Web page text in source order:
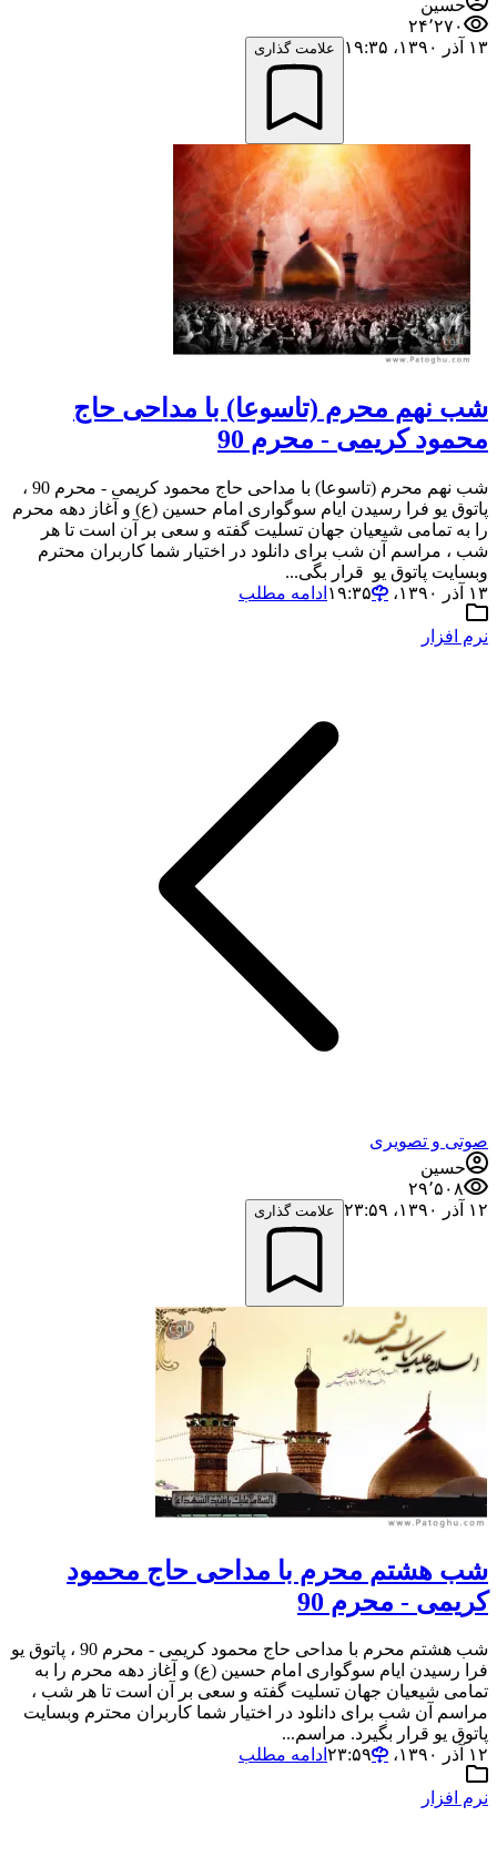
حسین
۲۴٬۲۷۰
۱۳ آذر ۱۳۹۰،‏ ۱۹:۳۵
علامت گذاری
شب نهم محرم (تاسوعا) با مداحی حاج
محمود کریمی - محرم 90
شب نهم محرم (تاسوعا) با مداحی حاج محمود کریمی - محرم 90 ،
پاتوق یو فرا رسیدن ایام سوگواری امام حسین (ع) و آغاز دهه محرم
را به تمامی شیعیان جهان تسلیت گفته و سعی بر آن است تا هر
شب ، مراسم آن شب برای دانلود در اختیار شما کاربران محترم
وبسایت پاتوق یو قرار بگی...
۱۳ آذر ۱۳۹۰،‏ ۱۹:۳۵
ادامه مطلب
نرم افزار
صوتی و تصویری
حسین
۲۹٬۵۰۸
۱۲ آذر ۱۳۹۰،‏ ۲۳:۵۹
علامت گذاری
شب هشتم محرم با مداحی حاج محمود
کریمی - محرم 90
شب هشتم محرم با مداحی حاج محمود کریمی - محرم 90 ، پاتوق یو
فرا رسیدن ایام سوگواری امام حسین (ع) و آغاز دهه محرم را به
تمامی شیعیان جهان تسلیت گفته و سعی بر آن است تا هر شب ،
مراسم آن شب برای دانلود در اختیار شما کاربران محترم وبسایت
پاتوق یو قرار بگیرد. مراسم...
۱۲ آذر ۱۳۹۰،‏ ۲۳:۵۹
ادامه مطلب
نرم افزار